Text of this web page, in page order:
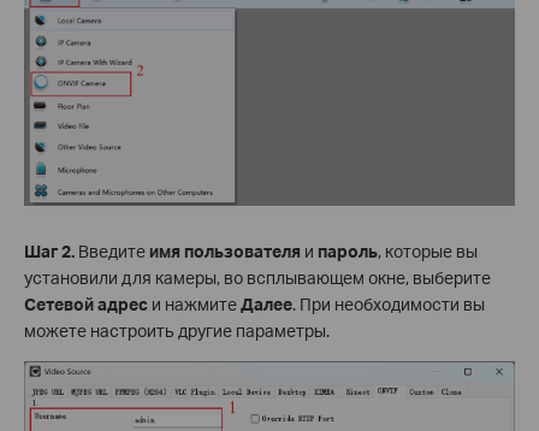
Шаг 2. Введите имя пользователя и пароль, которые вы
установили для камеры, во всплывающем окне, выберите
Сетевой адрес и нажмитеДалее. При необходимости вы
можете настроить другие параметры.